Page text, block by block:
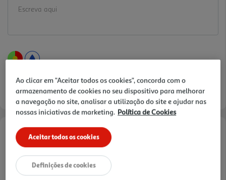
Documentação:
Informações de Marketing
Ao clicar em "Aceitar todos os cookies", concorda com o
armazenamento de cookies no seu dispositivo para melhorar
a navegação no site, analisar a utilização do site e ajudar nas
nossas iniciativas de marketing. Política de Cookies
Aceitar todos os cookies
Definições de cookies